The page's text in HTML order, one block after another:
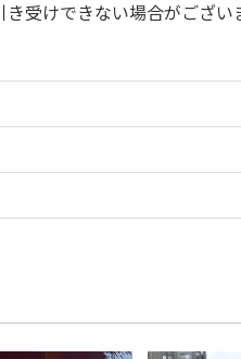
受けできない場合がござい